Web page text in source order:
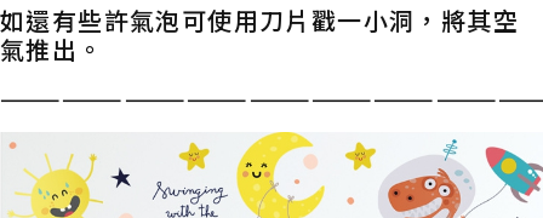
如還有些許氣泡可使用刀片戳一小洞，將其空
氣推出。